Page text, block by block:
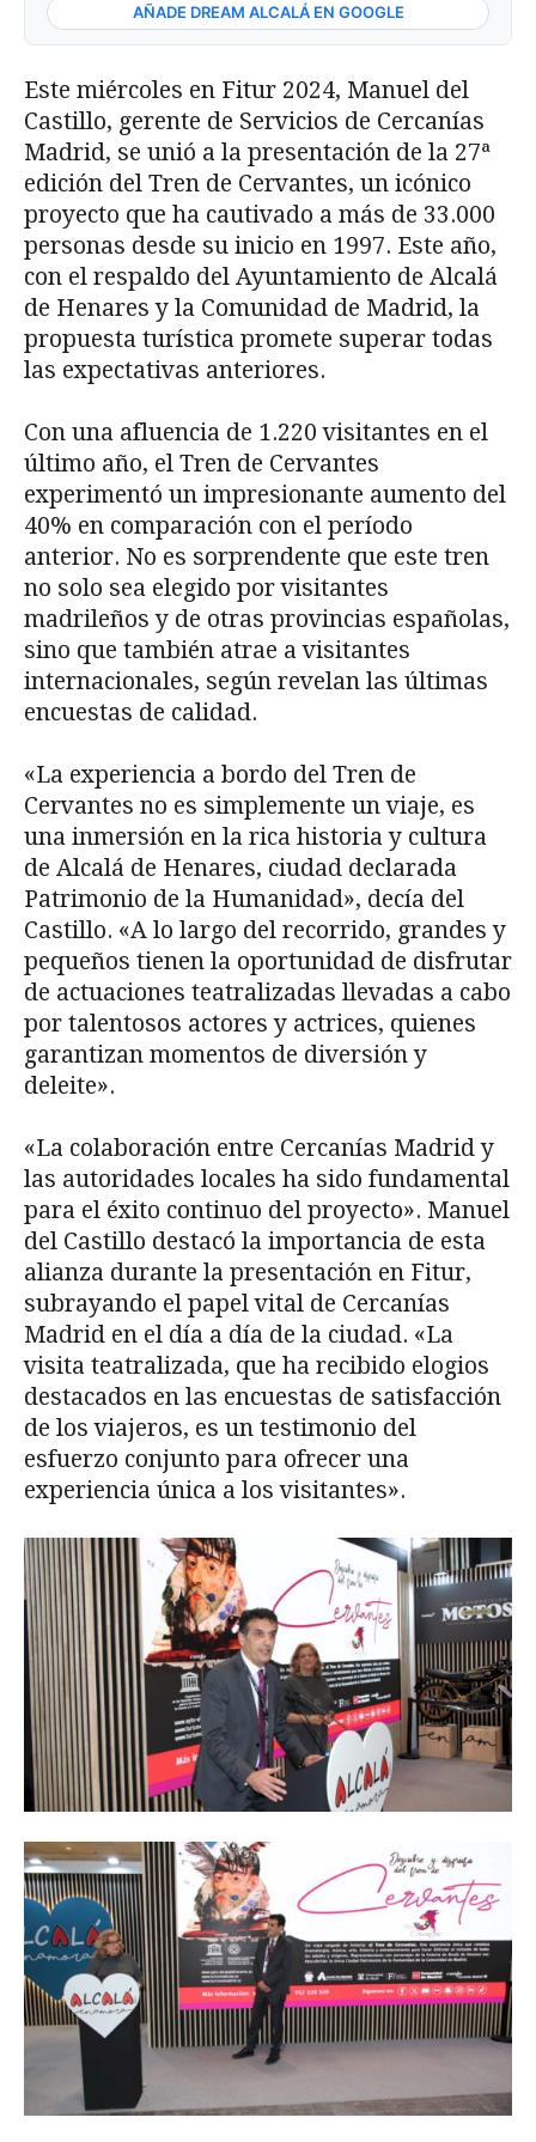
AÑADE DREAM ALCALÁ EN GOOGLE
Este miércoles en Fitur 2024, Manuel del
Castillo, gerente de Servicios de Cercanías
Madrid, se unió a la presentación de la 27ª
edición del Tren de Cervantes, un icónico
proyecto que ha cautivado a más de 33.000
personas desde su inicio en 1997. Este año,
con el respaldo del Ayuntamiento de Alcalá
de Henares y la Comunidad de Madrid, la
propuesta turística promete superar todas
las expectativas anteriores.
Con una afluencia de 1.220 visitantes en el
último año, el Tren de Cervantes
experimentó un impresionante aumento del
40% en comparación con el período
anterior. No es sorprendente que este tren
no solo sea elegido por visitantes
madrileños y de otras provincias españolas,
sino que también atrae a visitantes
internacionales, según revelan las últimas
encuestas de calidad.
«La experiencia a bordo del Tren de
Cervantes no es simplemente un viaje, es
una inmersión en la rica historia y cultura
de Alcalá de Henares, ciudad declarada
Patrimonio de la Humanidad», decía del
Castillo. «A lo largo del recorrido, grandes y
pequeños tienen la oportunidad de disfrutar
de actuaciones teatralizadas llevadas a cabo
por talentosos actores y actrices, quienes
garantizan momentos de diversión y
deleite».
«La colaboración entre Cercanías Madrid y
las autoridades locales ha sido fundamental
para el éxito continuo del proyecto». Manuel
del Castillo destacó la importancia de esta
alianza durante la presentación en Fitur,
subrayando el papel vital de Cercanías
Madrid en el día a día de la ciudad. «La
visita teatralizada, que ha recibido elogios
destacados en las encuestas de satisfacción
de los viajeros, es un testimonio del
esfuerzo conjunto para ofrecer una
experiencia única a los visitantes».